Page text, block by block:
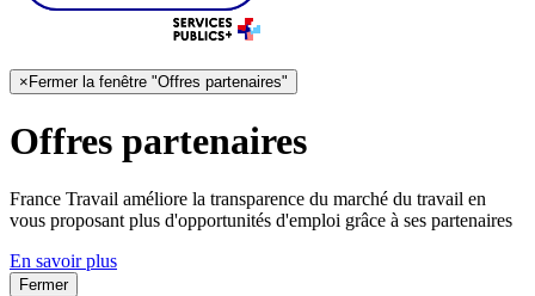
×Fermer la fenêtre "Offres partenaires"
Offres partenaires
France Travail améliore la transparence du marché du travail en
vous proposant plus d'opportunités d'emploi grâce à ses partenaires
En savoir plus
Fermer